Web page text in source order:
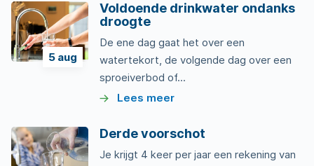
5 aug
Voldoende drinkwater ondanks
droogte
De ene dag gaat het over een
watertekort, de volgende dag over een
sproeiverbod of...
Lees meer
Derde voorschot
Je krijgt 4 keer per jaar een rekening van